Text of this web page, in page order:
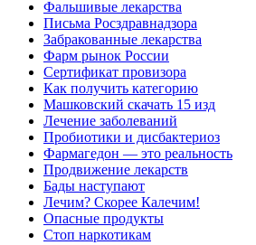
Фальшивые лекарства
Письма Росздравнадзора
Забракованные лекарства
Фарм рынок России
Сертификат провизора
Как получить категорию
Машковский скачать 15 изд
Лечение заболеваний
Пробиотики и дисбактериоз
Фармагедон — это реальность
Продвижение лекарств
Бады наступают
Лечим? Скорее Калечим!
Опасные продукты
Стоп наркотикам